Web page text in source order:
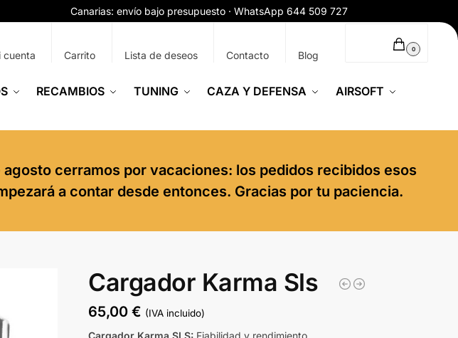
Canarias: envío bajo presupuesto · WhatsApp 644 509 727
cuenta Carrito Lista de deseos Contacto Blog 0
RECAMBIOS TUNING CAZA Y DEFENSA AIRSOFT
cerramos por vacaciones: los pedidos recibidos esos
a contar desde entonces. Gracias por tu paciencia.
Cargador Karma Sls
65,00€ (IVA incluido)
Cargador Karma SLS: Fiabilidad y rendimiento